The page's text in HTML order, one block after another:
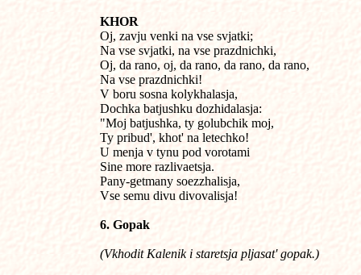
KHOR
Oj, zavju venki na vse svjatki;
Na vse svjatki, na vse prazdnichki,
Oj, da rano, oj, da rano, da rano, da rano,
Na vse prazdnichki!
V boru sosna kolykhalasja,
Dochka batjushku dozhidalasja:
"Moj batjushka, ty golubchik moj,
Ty pribud', khot' na letechko!
U menja v tynu pod vorotami
Sine more razlivaetsja.
Pany-getmany soezzhalisja,
Vse semu divu divovalisja!
6. Gopak
(Vkhodit Kalenik i staretsja pljasat' gopak.)